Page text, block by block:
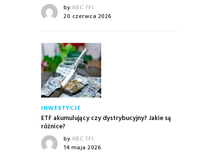
by KBC TFI
20 czerwca 2026
INWESTYCJE
ETF akumulujący czy dystrybucyjny? Jakie są
różnice?
by KBC TFI
14 maja 2026